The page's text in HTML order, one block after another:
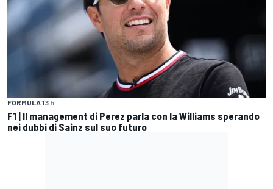
FORMULA 13 h
F1 | Il management di Perez parla con la Williams sperando
nei dubbi di Sainz sul suo futuro